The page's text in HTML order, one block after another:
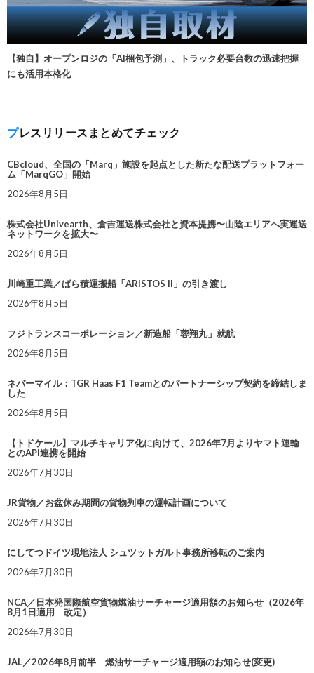
【独自】オープンロジの「AI梱包予測」、トラック必要台数の迅速把握
にも活用本格化
プレスリリースまとめてチェック
CBcloud、全国の「Marq」施設を起点とした新たな配送プラットフォー
ム「MarqGO」開始
2026年8月5日
株式会社Univearth、倉吉運送株式会社と資本提携〜山陰エリアへ実運送
ネットワークを拡大〜
2026年8月5日
川崎重工業／ばら積運搬船「ARISTOS II」の引き渡し
2026年8月5日
フジトランスコーポレーション／新造船「蓉翔丸」就航
2026年8月5日
ネバーマイル：TGR Haas F1 Teamとのパートナーシップ契約を締結しま
した
2026年8月5日
【トドケール】マルチキャリア化に向けて、2026年7月よりヤマト運輸
とのAPI連携を開始
2026年7月30日
JR貨物／お盆休み期間の貨物列車の運転計画について
2026年7月30日
にしてつドイツ現地法人 シュツットガルト事務所移転のご案内
2026年7月30日
NCA／日本発国際航空貨物燃油サーチャージ適用額のお知らせ（2026年
8月1日適用 改定）
2026年7月30日
JAL／2026年8月前半 燃油サーチャージ適用額のお知らせ(変更)